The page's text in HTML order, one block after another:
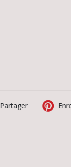
Partager